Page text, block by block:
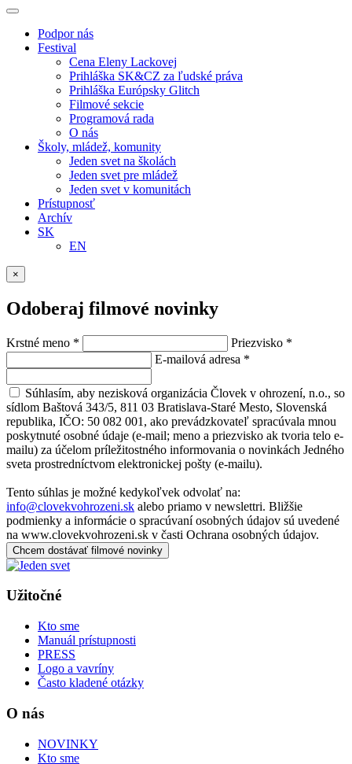
Podpor nás
Festival
Cena Eleny Lackovej
Prihláška SK&CZ za ľudské práva
Prihláška Európsky Glitch
Filmové sekcie
Programová rada
O nás
Školy, mládež, komunity
Jeden svet na školách
Jeden svet pre mládež
Jeden svet v komunitách
Prístupnosť
Archív
SK
EN
×
Odoberaj filmové novinky
Krstné meno * Priezvisko *
E-mailová adresa *
Súhlasím, aby nezisková organizácia Človek v ohrození, n.o., so
sídlom Baštová 343/5, 811 03 Bratislava-Staré Mesto, Slovenská
republika, IČO: 50 082 001, ako prevádzkovateľ spracúvala mnou
poskytnuté osobné údaje (e-mail; meno a priezvisko ak tvoria telo e-
mailu) za účelom príležitostného informovania o novinkách Jedného
sveta prostredníctvom elektronickej pošty (e-mailu).
Tento súhlas je možné kedykoľvek odvolať na:
info@clovekvohrozeni.sk alebo priamo v newslettri. Bližšie
podmienky a informácie o spracúvaní osobných údajov sú uvedené
na www.clovekvohrozeni.sk v časti Ochrana osobných údajov.
Chcem dostávať filmové novinky
Užitočné
Kto sme
Manuál prístupnosti
PRESS
Logo a vavríny
Často kladené otázky
O nás
NOVINKY
Kto sme